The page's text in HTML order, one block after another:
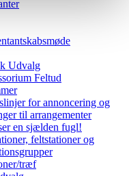
Udvalg
Feltud
for annoncering og
til arrangementer
en sjælden fugl!
feltstationer og
træf